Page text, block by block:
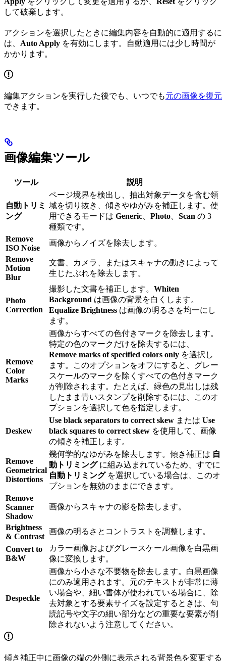
して破棄します。
アクションを選択したときに編集内容を自動的に適用するに
は、 Auto Apply を有効にします。自動適用には少し時間が
かかります。
編集アクションを実行した後でも、いつでも元の画像を復元
できます。
画像編集ツール
ツール 説明
自動トリミ
ング
ページ境界を検出し、抽出対象データを含む領
域を切り抜き、傾きやゆがみを補正します。使
用できるモードは Generic Photo Scan の 3
種類です。
Remove
ISO Noise
画像からノイズを除去します。
Remove
Motion
Blur
文書、カメラ、またはスキャナの動きによって
生じたぶれを除去します。
Photo
Correction
撮影した文書を補正します。 Whiten
Background は画像の背景を白くします。
Equalize Brightness は画像の明るさを均一にし
ます。
Remove
Color
Marks
画像からすべての色付きマークを除去します。
特定の色のマークだけを除去するには、
Remove marks of specified colors only を選択し
ます。このオプションをオフにすると、グレー
スケールのマークを除くすべての色付きマーク
が削除されます。たとえば、緑色の見出しは残
したまま青いスタンプを削除するには、このオ
プションを選択して色を指定します。
Deskew
Use black separators to correct skew または Use
black squares to correct skew を使用して、画像
の傾きを補正します。
Remove
Geometrical
Distortions
幾何学的なゆがみを除去します。傾き補正は 自
動トリミングに組み込まれているため、すでに
自動トリミングを選択している場合は、このオ
プションを無効のままにできます。
Remove
Scanner
Shadow
画像からスキャナの影を除去します。
Brightness
& Contrast
画像の明るさとコントラストを調整します。
Convert to
B&W
カラー画像およびグレースケール画像を白黒画
像に変換します。
Despeckle
画像から小さな不要物を除去します。白黒画像
にのみ適用されます。元のテキストが非常に薄
い場合や、細い書体が使われている場合に、除
去対象とする要素サイズを設定するときは、句
読記号や文字の細い部分などの重要な要素が削
除されないよう注意してください。
傾き補正中に画像の端の外側に表示される背景色を変更する